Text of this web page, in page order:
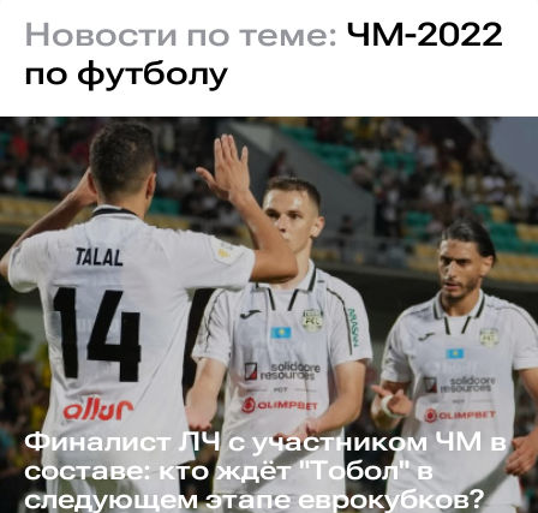
Новости по теме: ЧМ-2022
по футболу
Финалист ЛЧ с участником ЧМ в
составе: кто ждёт "Тобол" в
следующем этапе еврокубков?